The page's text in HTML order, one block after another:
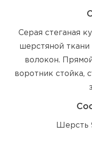
Серая стеганая
шерстяной
волокон.
воротник стойка,
Шерсть